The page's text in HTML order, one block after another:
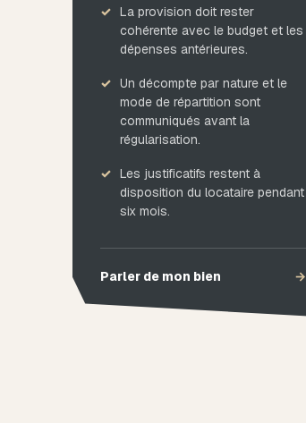
La provision doit rester
cohérente avec le budget et les
dépenses antérieures.
Un décompte par nature et le
mode de répartition sont
communiqués avant la
régularisation.
Les justificatifs restent à
disposition du locataire pendant
six mois.
Parler de mon bien →